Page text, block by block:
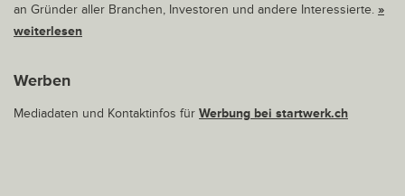
an Gründer aller Branchen, Investoren und andere Interessierte. »
weiterlesen
Werben
Mediadaten und Kontaktinfos für Werbung bei startwerk.ch